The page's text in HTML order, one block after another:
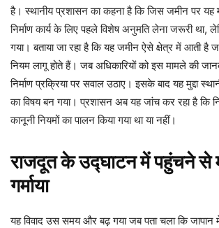
है। स्थानीय प्रशासन का कहना है कि जिस जमीन पर यह
निर्माण कार्य के लिए पहले विशेष अनुमति लेना जरूरी था,
गया। बताया जा रहा है कि यह जमीन ऐसे क्षेत्र में आती है
नियम लागू होते हैं। जब अधिकारियों को इस मामले की
निर्माण प्रक्रिया पर सवाल उठाए। इसके बाद यह मुद्दा
का विषय बन गया। प्रशासन अब यह जांच कर रहा है कि
कानूनी नियमों का पालन किया गया था या नहीं।
राजदूत के उद्घाटन में पहुंचने से
गर्माया
यह विवाद उस समय और बढ़ गया जब पता चला कि जापान